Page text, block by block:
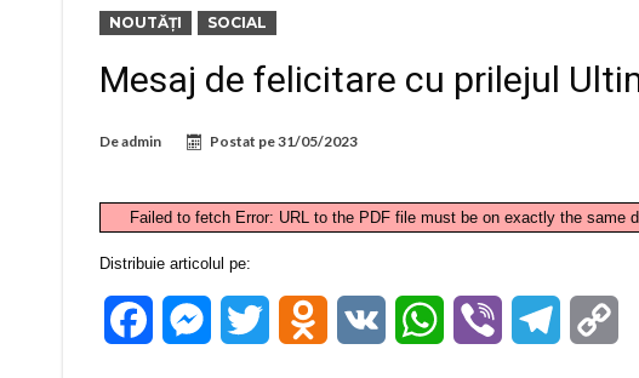
NOUTĂȚI SOCIAL
Mesaj de felicitare cu prilejul
Deadmin Postat pe31/05/2023
Failed to fetch Error: URL to the PDF file must be on exactly the same
Distribuie articolul pe:
FacebookMessenger
Twitter Odnoklassniki
VK WhatsApp
Viber Telegram